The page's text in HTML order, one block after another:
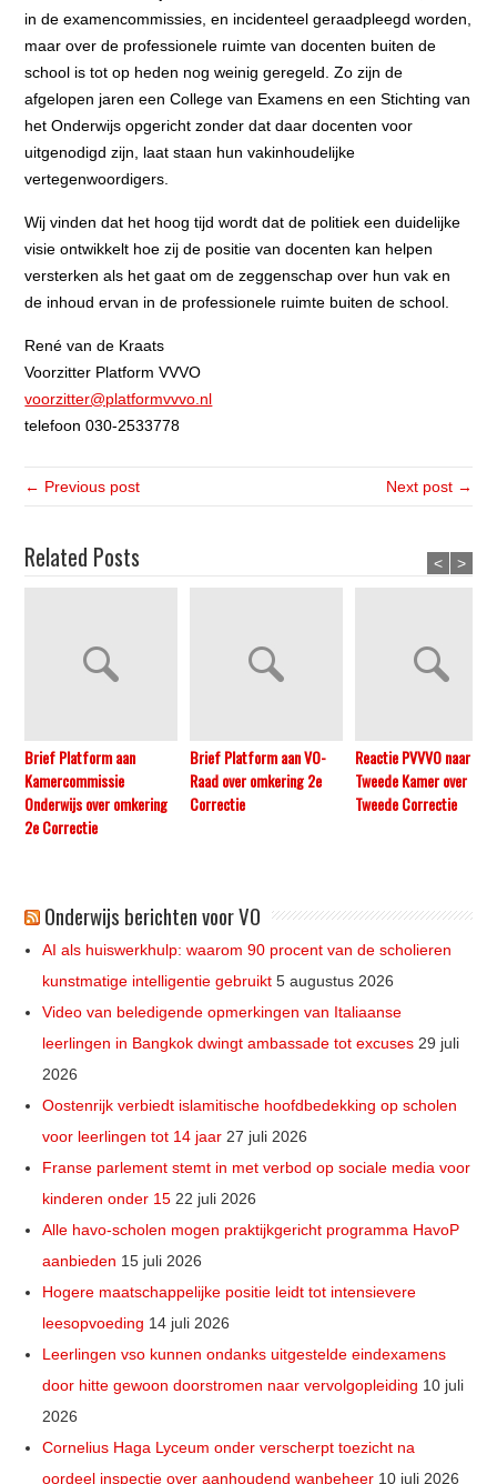
in de examencommissies, en incidenteel geraadpleegd worden,
maar over de professionele ruimte van docenten buiten de
school is tot op heden nog weinig geregeld. Zo zijn de
afgelopen jaren een College van Examens en een Stichting van
het Onderwijs opgericht zonder dat daar docenten voor
uitgenodigd zijn, laat staan hun vakinhoudelijke
vertegenwoordigers.
Wij vinden dat het hoog tijd wordt dat de politiek een duidelijke
visie ontwikkelt hoe zij de positie van docenten kan helpen
versterken als het gaat om de zeggenschap over hun vak en
de inhoud ervan in de professionele ruimte buiten de school.
René van de Kraats
Voorzitter Platform VVVO
voorzitter@platformvvvo.nl
telefoon 030-2533778
← Previous post Next post →
Related Posts
Brief Platform aan
Kamercommissie
Onderwijs over omkering
2e Correctie
Brief Platform aan VO-
Raad over omkering 2e
Correctie
Reactie PVVVO naar
Tweede Kamer over
Tweede Correctie
< >
Onderwijs berichten voor VO
AI als huiswerkhulp: waarom 90 procent van de scholieren
kunstmatige intelligentie gebruikt 5 augustus 2026
Video van beledigende opmerkingen van Italiaanse
leerlingen in Bangkok dwingt ambassade tot excuses 29 juli
2026
Oostenrijk verbiedt islamitische hoofdbedekking op scholen
voor leerlingen tot 14 jaar 27 juli 2026
Franse parlement stemt in met verbod op sociale media voor
kinderen onder 15 22 juli 2026
Alle havo-scholen mogen praktijkgericht programma HavoP
aanbieden 15 juli 2026
Hogere maatschappelijke positie leidt tot intensievere
leesopvoeding 14 juli 2026
Leerlingen vso kunnen ondanks uitgestelde eindexamens
door hitte gewoon doorstromen naar vervolgopleiding 10 juli
2026
Cornelius Haga Lyceum onder verscherpt toezicht na
oordeel inspectie over aanhoudend wanbeheer 10 juli 2026